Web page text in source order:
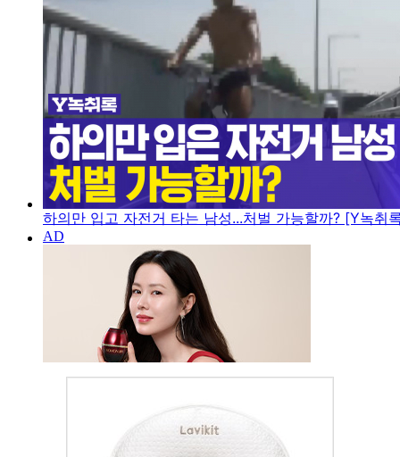
하의만 입고 자전거 타는 남성...처벌 가능할까? [Y녹취